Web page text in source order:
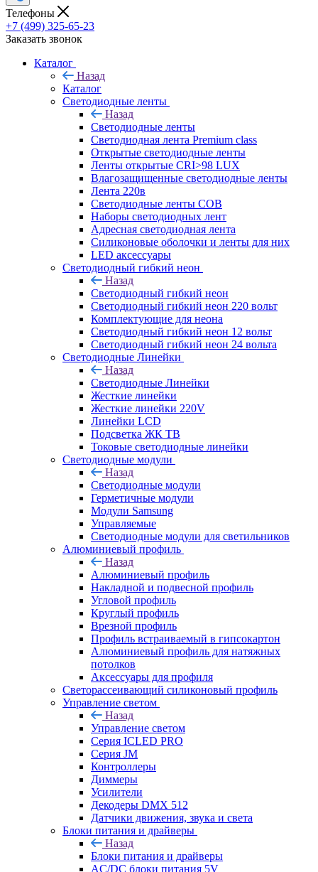
Телефоны
+7 (499) 325-65-23
Заказать звонок
Каталог
Назад
Каталог
Светодиодные ленты
Назад
Светодиодные ленты
Светодиодная лента Premium class
Открытые светодиодные ленты
Ленты открытые CRI>98 LUX
Влагозащищенные светодиодные ленты
Лента 220в
Светодиодные ленты COB
Наборы светодиодных лент
Адресная светодиодная лента
Силиконовые оболочки и ленты для них
LED аксессуары
Светодиодный гибкий неон
Назад
Светодиодный гибкий неон
Светодиодный гибкий неон 220 вольт
Комплектующие для неона
Светодиодный гибкий неон 12 вольт
Светодиодный гибкий неон 24 вольта
Светодиодные Линейки
Назад
Светодиодные Линейки
Жесткие линейки
Жесткие линейки 220V
Линейки LCD
Подсветка ЖК ТВ
Токовые светодиодные линейки
Светодиодные модули
Назад
Светодиодные модули
Герметичные модули
Модули Samsung
Управляемые
Светодиодные модули для светильников
Алюминиевый профиль
Назад
Алюминиевый профиль
Накладной и подвесной профиль
Угловой профиль
Круглый профиль
Врезной профиль
Профиль встраиваемый в гипсокартон
Алюминиевый профиль для натяжных
потолков
Аксессуары для профиля
Светорассеивающий силиконовый профиль
Управление светом
Назад
Управление светом
Серия ICLED PRO
Серия JM
Контроллеры
Диммеры
Усилители
Декодеры DMX 512
Датчики движения, звука и света
Блоки питания и драйверы
Назад
Блоки питания и драйверы
AC/DC блоки питания 5V